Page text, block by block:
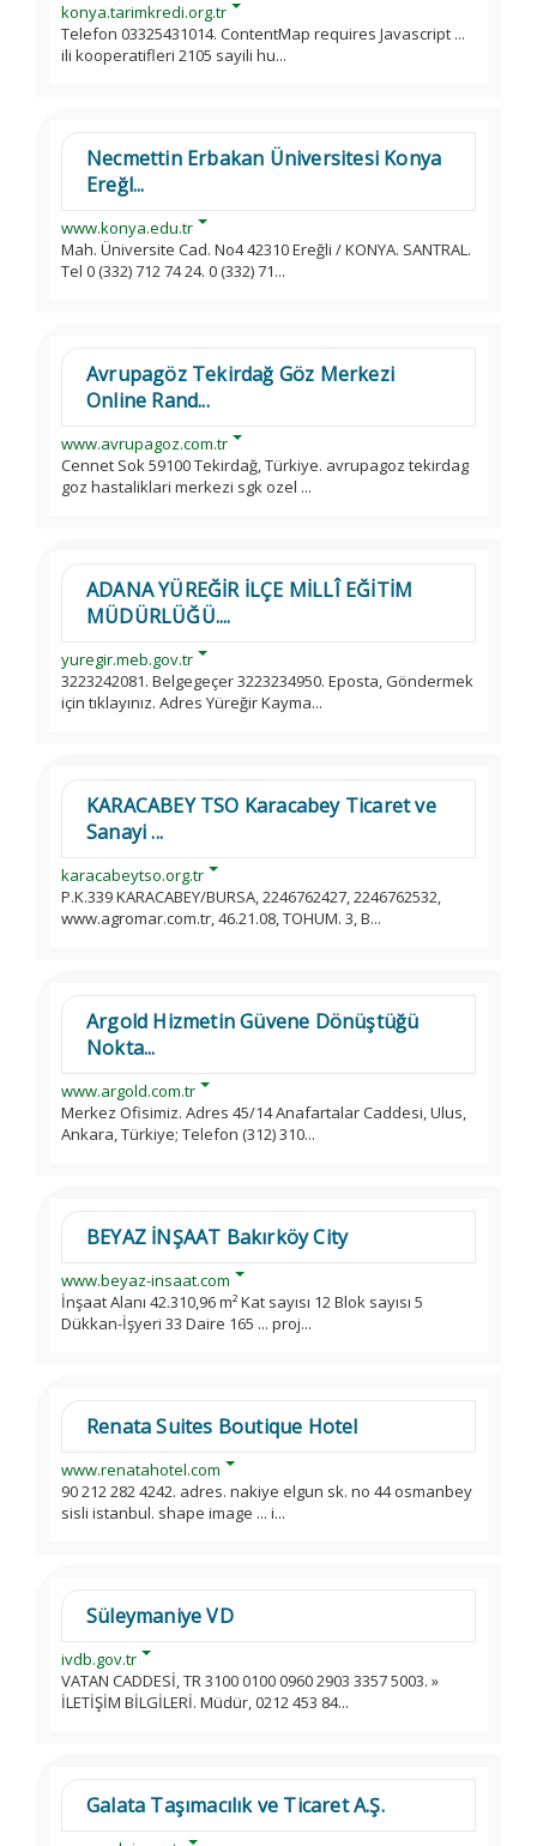
konya.tarimkredi.org.tr
Telefon 03325431014. ContentMap requires Javascript ...
ili kooperatifleri 2105 sayili hu...
Necmettin Erbakan Üniversitesi Konya
Ereğl...
www.konya.edu.tr
Mah. Üniversite Cad. No4 42310 Ereğli / KONYA. SANTRAL.
Tel 0 (332) 712 74 24. 0 (332) 71...
Avrupagöz Tekirdağ Göz Merkezi
Online Rand...
www.avrupagoz.com.tr
Cennet Sok 59100 Tekirdağ, Türkiye. avrupagoz tekirdag
goz hastaliklari merkezi sgk ozel ...
ADANA YÜREĞİR İLÇE MİLLÎ EĞİTİM
MÜDÜRLÜĞÜ....
yuregir.meb.gov.tr
3223242081. Belgegeçer 3223234950. Eposta, Göndermek
için tıklayınız. Adres Yüreğir Kayma...
KARACABEY TSO Karacabey Ticaret ve
Sanayi ...
karacabeytso.org.tr
P.K.339 KARACABEY/BURSA, 2246762427, 2246762532,
www.agromar.com.tr, 46.21.08, TOHUM. 3, B...
Argold Hizmetin Güvene Dönüştüğü
Nokta...
www.argold.com.tr
Merkez Ofisimiz. Adres 45/14 Anafartalar Caddesi, Ulus,
Ankara, Türkiye; Telefon (312) 310...
BEYAZ İNŞAAT Bakırköy City
www.beyaz-insaat.com
İnşaat Alanı 42.310,96 m² Kat sayısı 12 Blok sayısı 5
Dükkan-İşyeri 33 Daire 165 ... proj...
Renata Suites Boutique Hotel
www.renatahotel.com
90 212 282 4242. adres. nakiye elgun sk. no 44 osmanbey
sisli istanbul. shape image ... i...
Süleymaniye VD
ivdb.gov.tr
VATAN CADDESİ, TR 3100 0100 0960 2903 3357 5003. »
İLETİŞİM BİLGİLERİ. Müdür, 0212 453 84...
Galata Taşımacılık ve Ticaret A.Ş.